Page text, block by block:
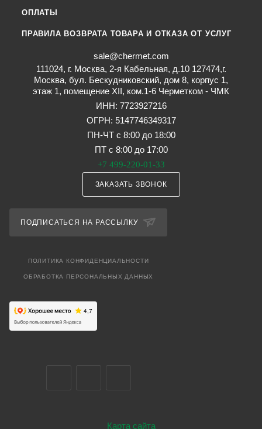
ОПЛАТЫ
ПРАВИЛА ВОЗВРАТА ТОВАРА И ОТКАЗА ОТ УСЛУГ
sale@chermet.com
111024, г. Москва, 2-я Кабельная, д.10 127474,г.
Москва, бул. Бескудниковский, дом 8, корпус 1,
этаж 1, помещение XII, ком.1-6 Черметком - ЧМК
ИНН: 7723927216
ОГРН: 5147746349317
ПН-ЧТ с 8:00 до 18:00
ПТ с 8:00 до 17:00
+7 499-220-01-33
ЗАКАЗАТЬ ЗВОНОК
ПОДПИСАТЬСЯ НА РАССЫЛКУ
ПОЛИТИКА КОНФИДЕНЦИАЛЬНОСТИ
ОБРАБОТКА ПЕРСОНАЛЬНЫХ ДАННЫХ
Карта сайта